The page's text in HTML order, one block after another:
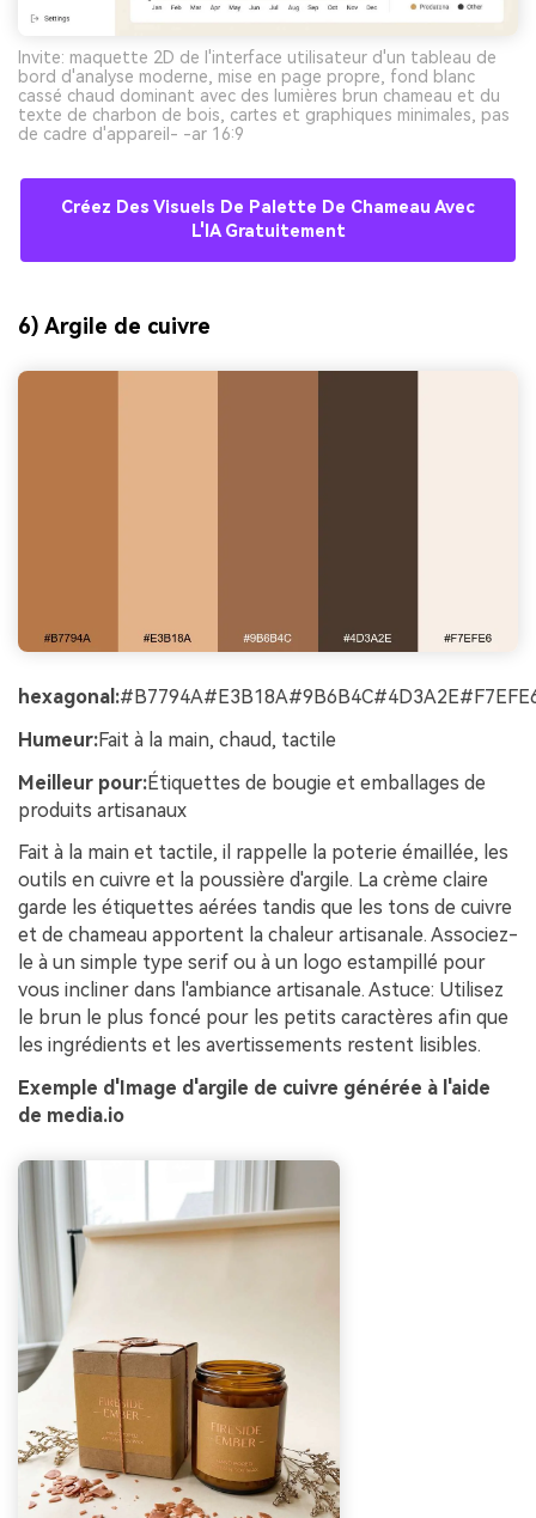
Invite: maquette 2D de l'interface utilisateur d'un tableau de
bord d'analyse moderne, mise en page propre, fond blanc
cassé chaud dominant avec des lumières brun chameau et du
texte de charbon de bois, cartes et graphiques minimales, pas
de cadre d'appareil- -ar 16:9
Créez Des Visuels De Palette De Chameau Avec
L'IA Gratuitement
6) Argile de cuivre
hexagonal:
Humeur:Fait à la main, chaud, tactile
Meilleur pour:Étiquettes de bougie et emballages de
produits artisanaux
Fait à la main et tactile, il rappelle la poterie émaillée, les
outils en cuivre et la poussière d'argile. La crème claire
garde les étiquettes aérées tandis que les tons de cuivre
et de chameau apportent la chaleur artisanale. Associez-
le à un simple type serif ou à un logo estampillé pour
vous incliner dans l'ambiance artisanale. Astuce: Utilisez
le brun le plus foncé pour les petits caractères afin que
les ingrédients et les avertissements restent lisibles.
Exemple d'Image d'argile de cuivre générée à l'aide
de media.io